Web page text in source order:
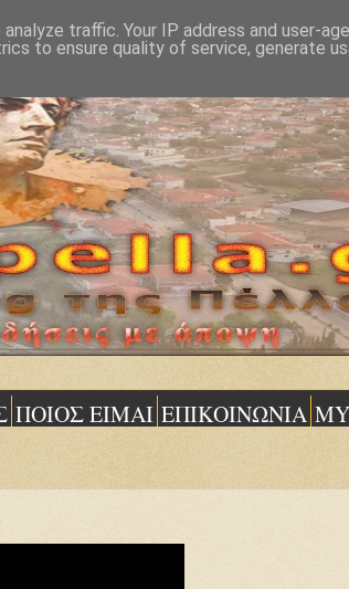
ΠΟΙΟΣ ΕΙΜΑΙ ΕΠΙΚΟΙΝΩΝΙΑ
traffic. Your IP address and user-
to ensure quality of service, generate